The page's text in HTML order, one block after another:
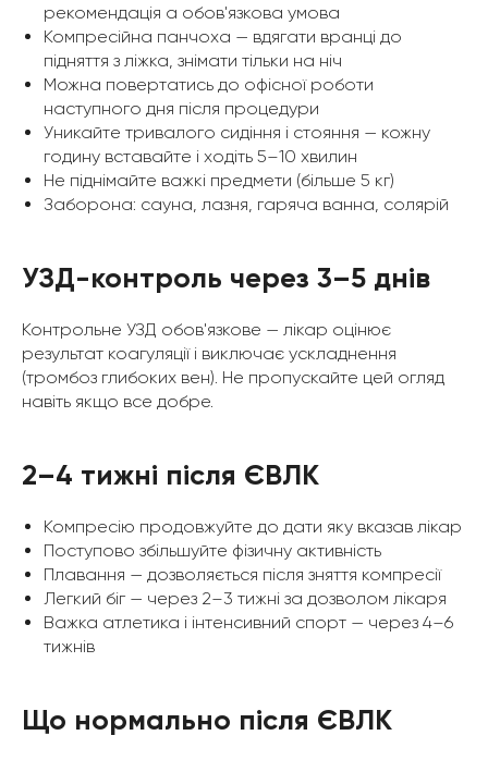
рекомендація а обов'язкова умова
Компресійна панчоха — вдягати вранці до
підняття з ліжка, знімати тільки на ніч
Можна повертатись до офісної роботи
наступного дня після процедури
Уникайте тривалого сидіння і стояння — кожну
годину вставайте і ходіть 5–10 хвилин
Не піднімайте важкі предмети (більше 5 кг)
Заборона: сауна, лазня, гаряча ванна, солярій
УЗД-контроль через 3–5 днів
Контрольне УЗД обов'язкове — лікар оцінює
результат коагуляції і виключає ускладнення
(тромбоз глибоких вен). Не пропускайте цей огляд
навіть якщо все добре.
2–4 тижні після ЄВЛК
Компресію продовжуйте до дати яку вказав лікар
Поступово збільшуйте фізичну активність
Плавання — дозволяється після зняття компресії
Легкий біг — через 2–3 тижні за дозволом лікаря
Важка атлетика і інтенсивний спорт — через 4–6
тижнів
Що нормально після ЄВЛК